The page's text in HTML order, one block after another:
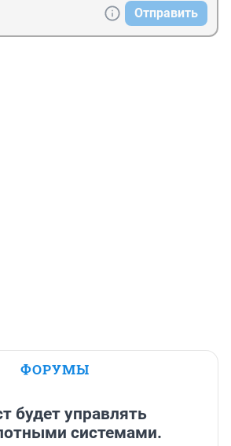
Отправить
ФОРУМЫ
будет управлять
системами.